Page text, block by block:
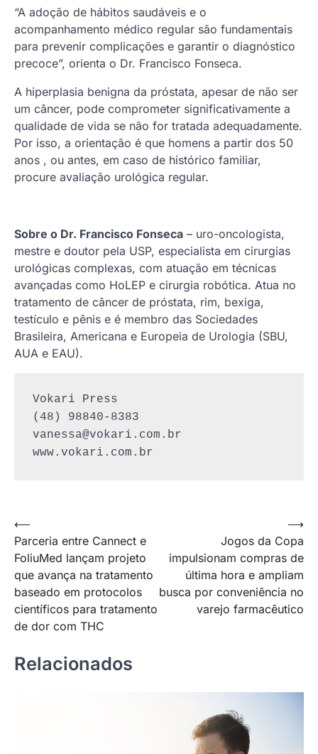
“A adoção de hábitos saudáveis e o
acompanhamento médico regular são fundamentais
para prevenir complicações e garantir o diagnóstico
precoce”, orienta o Dr. Francisco Fonseca.
A hiperplasia benigna da próstata, apesar de não ser
um câncer, pode comprometer significativamente a
qualidade de vida se não for tratada adequadamente.
Por isso, a orientação é que homens a partir dos 50
anos , ou antes, em caso de histórico familiar,
procure avaliação urológica regular.
Sobre o Dr. Francisco Fonseca – uro-oncologista,
mestre e doutor pela USP, especialista em cirurgias
urológicas complexas, com atuação em técnicas
avançadas como HoLEP e cirurgia robótica. Atua no
tratamento de câncer de próstata, rim, bexiga,
testículo e pênis e é membro das Sociedades
Brasileira, Americana e Europeia de Urologia (SBU,
AUA e EAU).
Vokari Press
vanessa@vokari.com.br
www.vokari.com.br
Navegação
de
Post
⟵
Parceria entre Cannect e
FoliuMed lançam projeto
que avança na tratamento
baseado em protocolos
científicos para tratamento
de dor com THC
Jogos da Copa
impulsionam compras de
última hora e ampliam
busca por conveniência no
varejo farmacêutico
⟶
Relacionados